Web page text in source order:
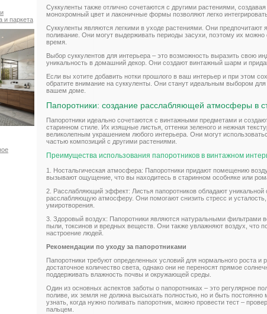
и паркета
Суккуленты также отлично сочетаются с другими растениями,
монохромный цвет и лаконичные формы позволяют легко
Суккуленты являются легкими в уходе растениями. Они предпочитают
поливание. Они могут выдерживать периоды засухи, поэтому их можно
время.
Выбор суккулентов для интерьера – это возможность выразить свою
уникальность в домашний декор. Они создают винтажный шарм и
Если вы хотите добавить нотки прошлого в ваш интерьер и при этом
обратите внимание на суккуленты. Они станут идеальным выбором
вашем доме.
Папоротники: создание расслабляющей атмосферы в
Папоротники идеально сочетаются с винтажными предметами и
старинном стиле. Их изящные листья, оттенки зеленого и нежная
великолепным украшением любого интерьера. Они могут
частью композиций с другими растениями.
Преимущества использования папоротников в винтажном
1. Ностальгическая атмосфера: Папоротники придают помещению
вызывают ощущение, что вы находитесь в старинном особняке или
2. Расслабляющий эффект: Листья папоротников обладают уникальной
расслабляющую атмосферу. Они помогают снизить стресс и
умиротворения.
3. Здоровый воздух: Папоротники являются натуральными фильтрами
пыли, токсинов и вредных веществ. Они также увлажняют воздух, что
настроение людей.
Рекомендации по уходу за папоротниками
Папоротники требуют определенных условий для нормального роста и
достаточное количество света, однако они не переносят прямое
поддерживать влажность почвы и окружающей среды.
Один из основных аспектов заботы о папоротниках – это регулярное
поливе, их земля не должна высыхать полностью, но и быть постоянно
узнать, когда нужно поливать папоротник, можно провести тест –
пальцем.